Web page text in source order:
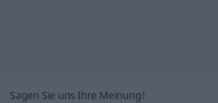
Sagen Sie uns Ihre Meinung!